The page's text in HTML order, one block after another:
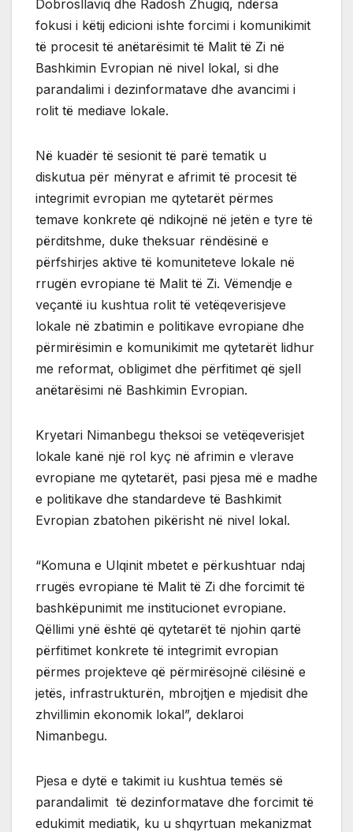
Dobrosllaviq dhe Radosh Zhugiq, ndërsa
fokusi i këtij edicioni ishte forcimi i komunikimit
të procesit të anëtarësimit të Malit të Zi në
Bashkimin Evropian në nivel lokal, si dhe
parandalimi i dezinformatave dhe avancimi i
rolit të mediave lokale.
Në kuadër të sesionit të parë tematik u
diskutua për mënyrat e afrimit të procesit të
integrimit evropian me qytetarët përmes
temave konkrete që ndikojnë në jetën e tyre të
përditshme, duke theksuar rëndësinë e
përfshirjes aktive të komuniteteve lokale në
rrugën evropiane të Malit të Zi. Vëmendje e
veçantë iu kushtua rolit të vetëqeverisjeve
lokale në zbatimin e politikave evropiane dhe
përmirësimin e komunikimit me qytetarët lidhur
me reformat, obligimet dhe përfitimet që sjell
anëtarësimi në Bashkimin Evropian.
Kryetari Nimanbegu theksoi se vetëqeverisjet
lokale kanë një rol kyç në afrimin e vlerave
evropiane me qytetarët, pasi pjesa më e madhe
e politikave dhe standardeve të Bashkimit
Evropian zbatohen pikërisht në nivel lokal.
“Komuna e Ulqinit mbetet e përkushtuar ndaj
rrugës evropiane të Malit të Zi dhe forcimit të
bashkëpunimit me institucionet evropiane.
Qëllimi ynë është që qytetarët të njohin qartë
përfitimet konkrete të integrimit evropian
përmes projekteve që përmirësojnë cilësinë e
jetës, infrastrukturën, mbrojtjen e mjedisit dhe
zhvillimin ekonomik lokal”, deklaroi
Nimanbegu.
Pjesa e dytë e takimit iu kushtua temës së
parandalimit të dezinformatave dhe forcimit të
edukimit mediatik, ku u shqyrtuan mekanizmat